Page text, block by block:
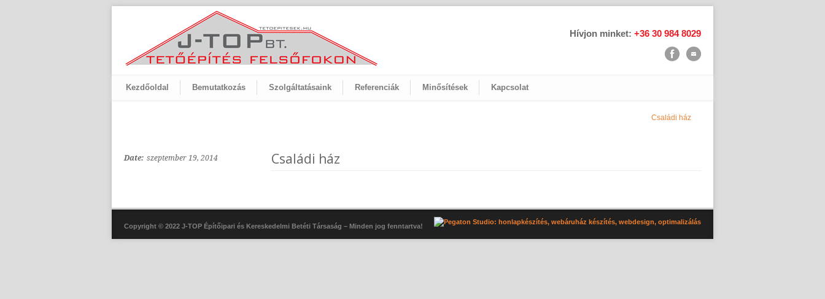
Hívjon minket: +36 30 984 8029
Kezdőoldal Bemutatkozás Szolgáltatásaink Referenciák Minősítések Kapcsolat
Családi ház
Date: szeptember 19, 2014 Családi ház
Copyright © 2022 J-TOP Építőipari és Kereskedelmi Betéti Társaság – Minden jog fenntartva!